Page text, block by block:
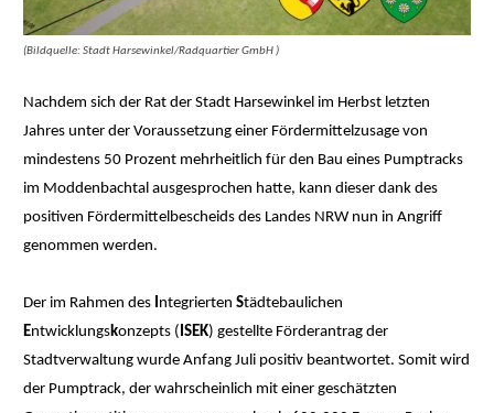
(Bildquelle: Stadt Harsewinkel/Radquartier GmbH )
Nachdem sich der Rat der Stadt Harsewinkel im Herbst letzten
Jahres unter der Voraussetzung einer Fördermittelzusage von
mindestens 50 Prozent mehrheitlich für den Bau eines Pumptracks
im Moddenbachtal ausgesprochen hatte, kann dieser dank des
positiven Fördermittelbescheids des Landes NRW nun in Angriff
genommen werden.
Der im Rahmen des ntegriertenStädtebaulichen
Entwicklungskonzepts ( ISEK) gestellte Förderantrag der
Stadtverwaltung wurde Anfang Juli positiv beantwortet. Somit wird
der Pumptrack, der wahrscheinlich mit einer geschätzten